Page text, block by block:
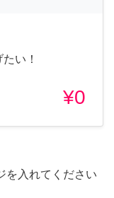
い！
¥0
を入れてください